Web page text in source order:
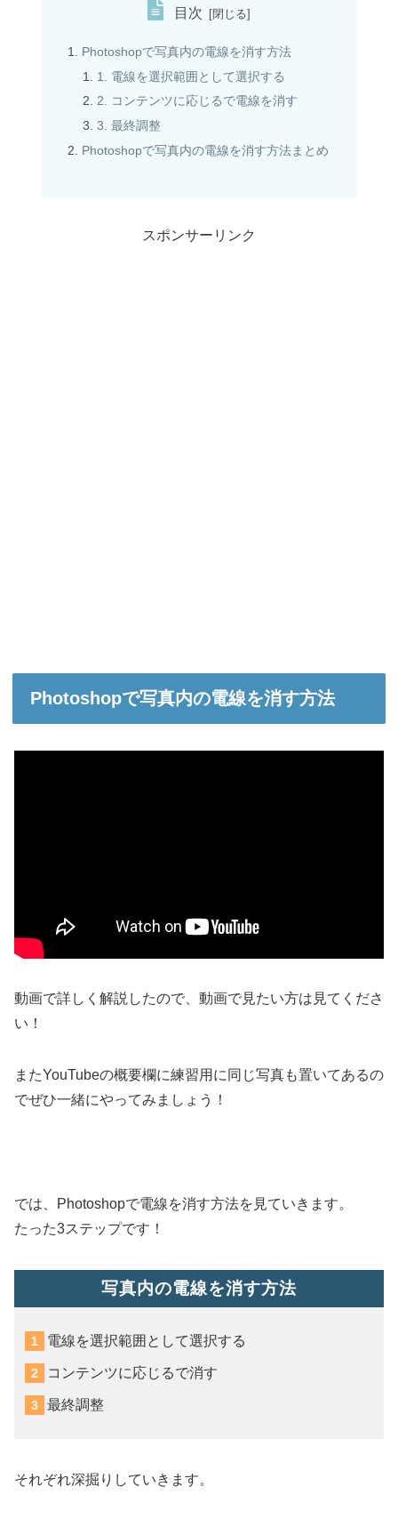
目次
Photoshopで写真内の電線を消す方法
1. 電線を選択範囲として選択する
2. コンテンツに応じるで電線を消す
3. 最終調整
Photoshopで写真内の電線を消す方法まとめ
スポンサーリンク
Photoshopで写真内の電線を消す方法
動画で詳しく解説したので、動画で見たい方は見てくださ
い！
またYouTubeの概要欄に練習用に同じ写真も置いてあるの
でぜひ一緒にやってみましょう！
では、Photoshopで電線を消す方法を見ていきます。
たった3ステップです！
写真内の電線を消す方法
電線を選択範囲として選択する
コンテンツに応じるで消す
最終調整
それぞれ深掘りしていきます。